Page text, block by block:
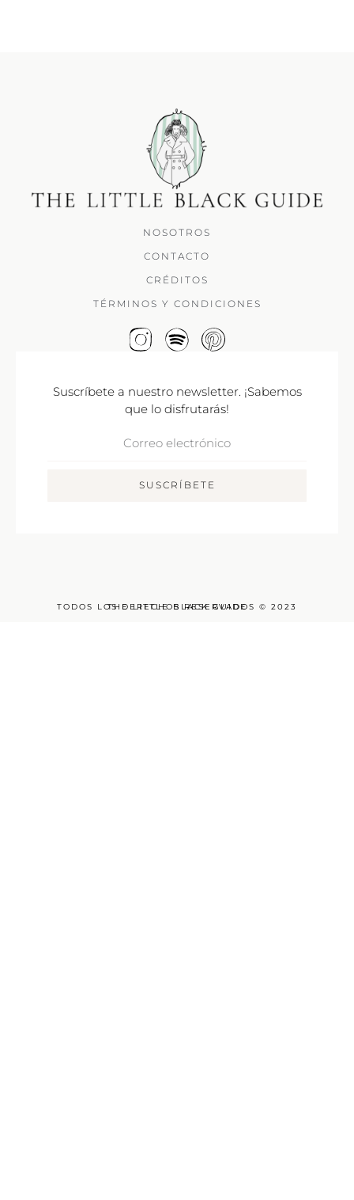
NOSOTROS
CONTACTO
CRÉDITOS
TÉRMINOS Y CONDICIONES
Suscríbete a nuestro newsletter. ¡Sabemos
que lo disfrutarás!
SUSCRÍBETE
TODOS LOS DERECHOS RESERVADOS © 2023
THE LITTLE BLACK GUIDE